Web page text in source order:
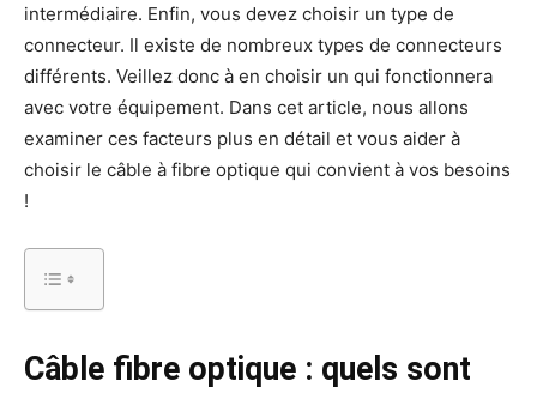
intermédiaire. Enfin, vous devez choisir un type de
connecteur. Il existe de nombreux types de connecteurs
différents. Veillez donc à en choisir un qui fonctionnera
avec votre équipement. Dans cet article, nous allons
examiner ces facteurs plus en détail et vous aider à
choisir le câble à fibre optique qui convient à vos besoins
!
Câble fibre optique : quels sont